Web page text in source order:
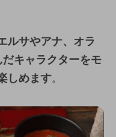
ルサやアナ、オラ
キャラクターをモ
しめます。